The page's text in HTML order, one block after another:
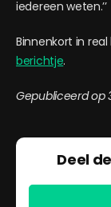
iedereen weten.’’
Binnenkort in real
berichtje.
Gepubliceerd op
Deel